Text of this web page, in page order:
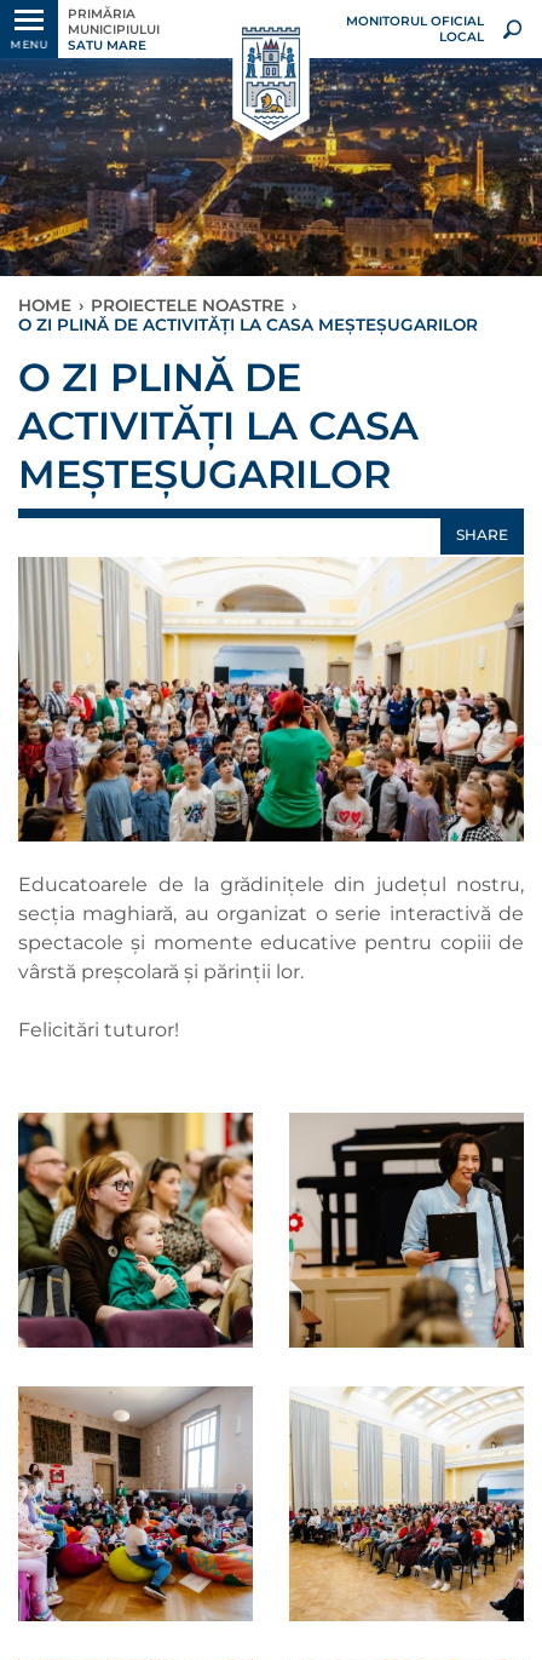
MENU
PRIMĂRIA
MUNICIPIULUI
SATU MARE
MONITORUL OFICIAL
LOCAL
HOME › PROIECTELE NOASTRE ›
O ZI PLINĂ DE ACTIVITĂȚI LA CASA MEȘTEȘUGARILOR
O ZI PLINĂ DE
ACTIVITĂȚI LA CASA
MEȘTEȘUGARILOR
SHARE
Educatoarele de la grădinițele din județul nostru,
secția maghiară, au organizat o serie interactivă de
spectacole și momente educative pentru copiii de
vârstă preșcolară și părinții lor.
Felicitări tuturor!